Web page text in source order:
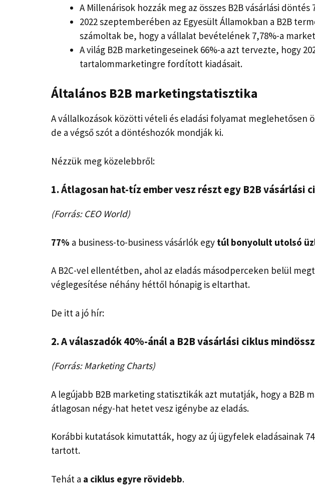
A Millenárisok hozzák meg az összes B2B vásárlási döntés
2022 szeptemberében az Egyesült Államokban a B2B
számoltak be, hogy a vállalat bevételének 7,78%-a
A világ B2B marketingeseinek 66%-a azt tervezte, hogy
tartalommarketingre fordított kiadásait.
Általános B2B marketingstatisztika
A vállalkozások közötti vételi és eladási folyamat meglehetősen
de a végső szót a döntéshozók mondják ki.
Nézzük meg közelebbről:
1. Átlagosan hat-tíz ember vesz részt egy B2B vásárlási
(Forrás: CEO World)
77% a business-to-business vásárlók egy túl bonyolult utolsó
A B2C-vel ellentétben, ahol az eladás másodperceken belül
véglegesítése néhány héttől hónapig is eltarthat.
De itt a jó hír:
2. A válaszadók 40%-ánál a B2B vásárlási ciklus
(Forrás: Marketing Charts)
A legújabb B2B marketing statisztikák azt mutatják, hogy a B2B
átlagosan négy-hat hetet vesz igénybe az eladás.
Korábbi kutatások kimutatták, hogy az új ügyfelek eladásainak
tartott.
Tehát a a ciklus egyre rövidebb.